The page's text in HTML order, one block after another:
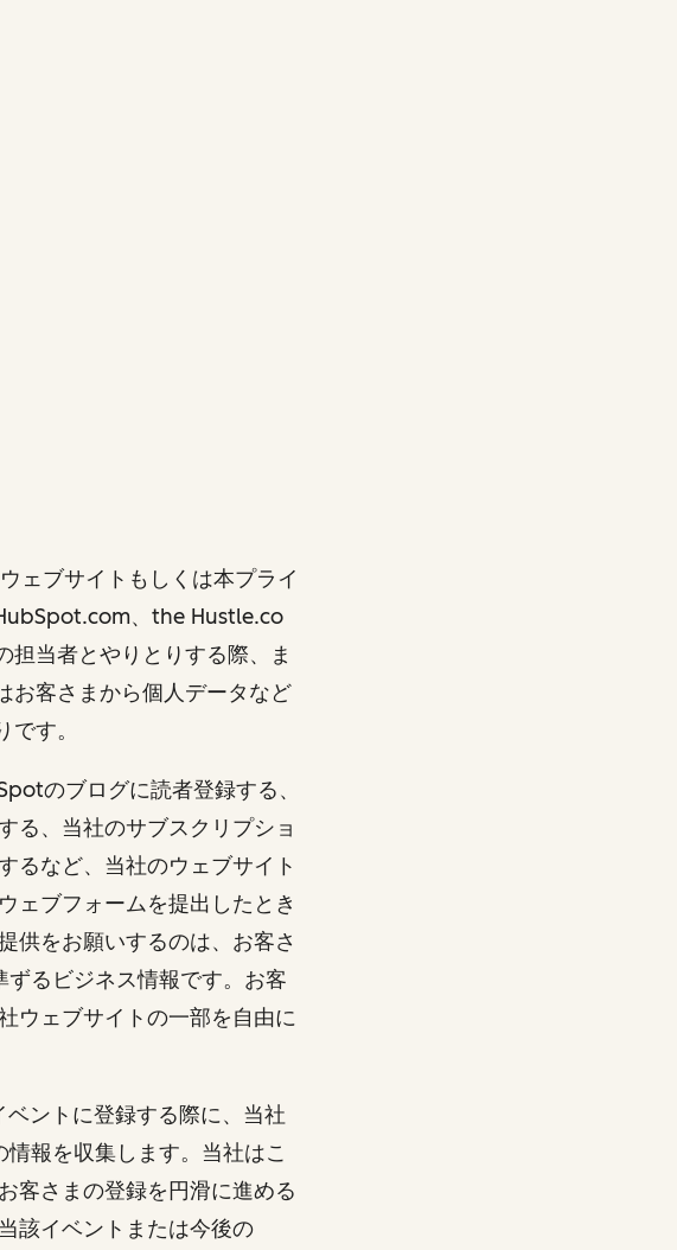
ェブサイトもしくは本プライ
、the Hustle.co
担当者とやりとりする際、ま
お客さまから個人データなど
す。
のブログに読者登録する、
る、当社のサブスクリプショ
るなど、当社のウェブサイト
ェブフォームを提出したとき
供をお願いするのは、お客さ
るビジネス情報です。お客
ウェブサイトの一部を自由に
ントに登録する際に、当社
報を収集します。当社はこ
客さまの登録を円滑に進める
該イベントまたは今後の